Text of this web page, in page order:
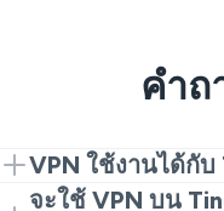
คำถ
VPN ใช้งานได้กับ
ใช่ VPN ใช้งานได้กั
จะใช้ VPN บน